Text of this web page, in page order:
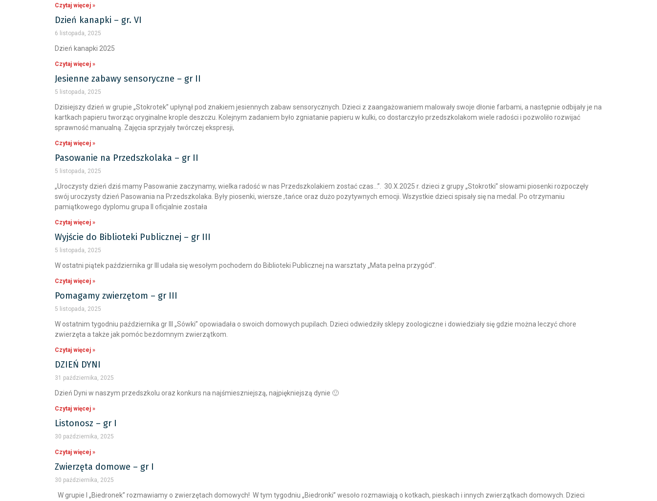
Czytaj więcej »
Dzień kanapki – gr. VI
6 listopada, 2025
Dzień kanapki 2025
Czytaj więcej »
Jesienne zabawy sensoryczne – gr II
5 listopada, 2025
Dzisiejszy dzień w grupie „Stokrotek” upłynął pod znakiem jesiennych zabaw sensorycznych. Dzieci z zaangażowaniem malowały swoje dłonie farbami, a następnie odbijały je na
kartkach papieru tworząc oryginalne krople deszczu. Kolejnym zadaniem było zgniatanie papieru w kulki, co dostarczyło przedszkolakom wiele radości i pozwoliło rozwijać
sprawność manualną. Zajęcia sprzyjały twórczej ekspresji,
Czytaj więcej »
Pasowanie na Przedszkolaka – gr II
5 listopada, 2025
„Uroczysty dzień dziś mamy Pasowanie zaczynamy, wielka radość w nas Przedszkolakiem zostać czas…”. 30.X.2025 r. dzieci z grupy „Stokrotki” słowami piosenki rozpoczęły
swój uroczysty dzień Pasowania na Przedszkolaka. Były piosenki, wiersze ,tańce oraz dużo pozytywnych emocji. Wszystkie dzieci spisały się na medal. Po otrzymaniu
pamiątkowego dyplomu grupa II oficjalnie została
Czytaj więcej »
Wyjście do Biblioteki Publicznej – gr III
5 listopada, 2025
W ostatni piątek października gr III udała się wesołym pochodem do Biblioteki Publicznej na warsztaty „Mata pełna przygód”.
Czytaj więcej »
Pomagamy zwierzętom – gr III
5 listopada, 2025
W ostatnim tygodniu października gr III „Sówki” opowiadała o swoich domowych pupilach. Dzieci odwiedziły sklepy zoologiczne i dowiedziały się gdzie można leczyć chore
zwierzęta a także jak pomóc bezdomnym zwierzątkom.
Czytaj więcej »
DZIEŃ DYNI
31 października, 2025
Dzień Dyni w naszym przedszkolu oraz konkurs na najśmieszniejszą, najpiękniejszą dynie 🙂
Czytaj więcej »
Listonosz – gr I
30 października, 2025
Czytaj więcej »
Zwierzęta domowe – gr I
30 października, 2025
W grupie I „Biedronek” rozmawiamy o zwierzętach domowych! W tym tygodniu „Biedronki” wesoło rozmawiają o kotkach, pieskach i innych zwierzątkach domowych. Dzieci